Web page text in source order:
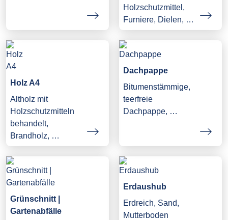
Holzschutzmittel,
Furniere, Dielen, …
Holz A4
Altholz mit
Holzschutzmitteln
behandelt,
Brandholz, …
Dachpappe
Bitumenstämmige,
teerfreie
Dachpappe, …
Grünschnitt |
Gartenabfälle
Erdaushub
Erdreich, Sand,
Mutterboden